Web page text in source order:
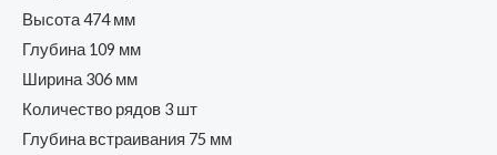
Высота 474 мм
Глубина 109 мм
Ширина 306 мм
Количество рядов 3 шт
Глубина встраивания 75 мм